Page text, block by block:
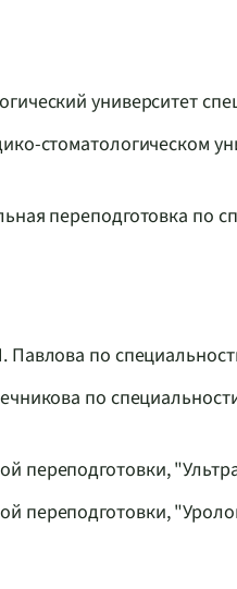
университет
стоматологическом
переподготовка по
по
по специальности
переподготовки,